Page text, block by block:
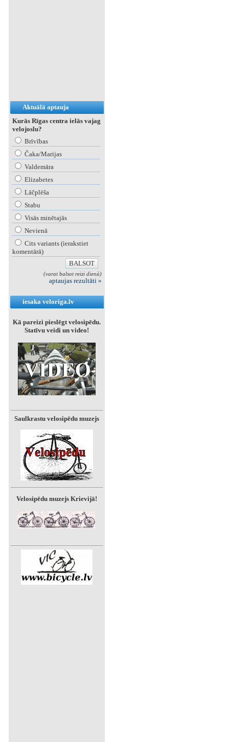
Aktuālā aptauja
Kurās Rīgas centra ielās vajag
velojoslu?
Brīvības
Čaka/Marijas
Valdemāra
Elizabetes
Lāčplēša
Stabu
Visās minētajās
Nevienā
Cits variants (ierakstiet
komentārā)
(varat balsot reizi dienā)
aptaujas rezultāti »
iesaka veloriga.lv
Kā pareizi pieslēgt velosipēdu.
Statīvu veidi un video!
Saulkrastu velosipēdu muzejs
Velosipēdu muzejs Krievijā!